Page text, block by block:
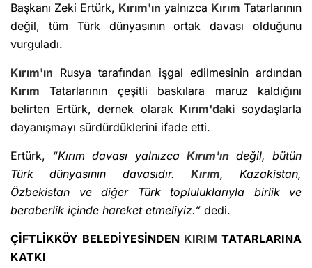
Başkanı Zeki Ertürk, Kırım'ın yalnızca Kırım Tatarlarının
değil, tüm Türk dünyasının ortak davası olduğunu
vurguladı.
Kırım'ın Rusya tarafından işgal edilmesinin ardından
Kırım Tatarlarının çeşitli baskılara maruz kaldığını
belirten Ertürk, dernek olarak Kırım'daki soydaşlarla
dayanışmayı sürdürdüklerini ifade etti.
Ertürk, “Kırım davası yalnızca Kırım'ındeğil, bütün
Türk dünyasının davasıdır. Kırım, Kazakistan,
Özbekistan ve diğer Türk topluluklarıyla birlik ve
beraberlik içinde hareket etmeliyiz.” dedi.
ÇİFTLİKKÖY BELEDİYESİNDEN KIRIM TATARLARINA
KATKI